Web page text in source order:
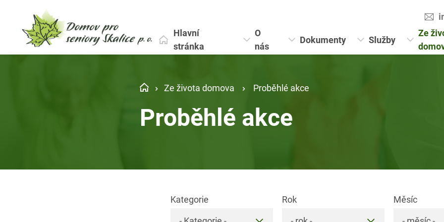
Hlavní
stránka
O
nás
Dokumenty Služby
Ze
Ze života domova Proběhlé akce
Proběhlé akce
Kategorie
Rok
Měsíc